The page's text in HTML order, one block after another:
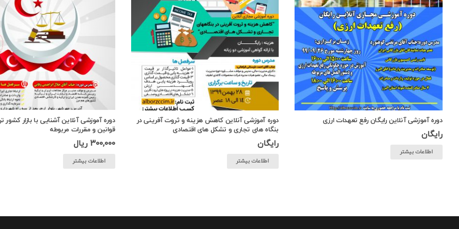
دوره آموزشی آنلاین رایگان رفع تعهدات ارزی
رایگان
اطلاعات بیشتر
دوره آموزشی آنلاین کاهش هزینه و ثروت آفرینی در
بنگاه های تجاری و تشکل های اقتصادی
رایگان
اطلاعات بیشتر
دوره آموزشی آنلاین آشنایی با بازار کشور
قوانین و مقررات مربوطه
300,000ریال
اطلاعات بیشتر